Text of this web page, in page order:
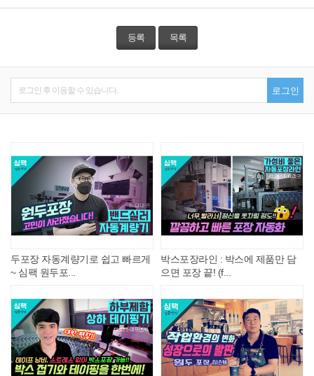
등록 목록
로그인 후 이용할 수 있습니다. 로그인
두포장 자동계량기로 쉽고 빠르게
~ 심팩 원두포...
박스포장라인 : 박스에 제품만 담
으면 포장 끝! (f...